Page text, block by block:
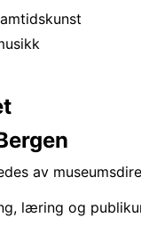
av
læring og